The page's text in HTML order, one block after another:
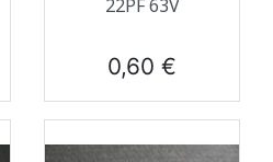
22PF 63V
Prix
0,60 €